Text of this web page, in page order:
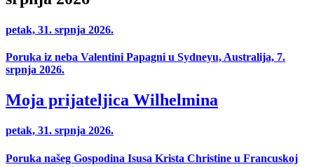
petak, 31. srpnja 2026.
Poruka iz neba Valentini Papagni u Sydneyu, Australija, 7.
srpnja 2026.
Moja prijateljica Wilhelmina
petak, 31. srpnja 2026.
Poruka našeg Gospodina Isusa Krista Christine u Francuskoj